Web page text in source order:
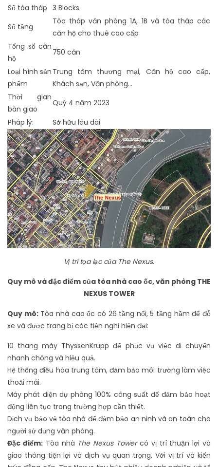
Số tòa tháp 3 Blocks
Số tầng
Tòa tháp văn phòng 1A, 1B và tòa tháp các
căn hộ cho thuê cao cấp
Tổng số căn
hộ
750 căn
Loại hình sản
phẩm
Trung tâm thương mại, Căn hộ cao cấp,
Khách sạn, Văn phòng…
Thời gian
bàn giao
Quý 4 năm 2023
Pháp lý:
Sở hữu lâu dài
Vị trí tọa lạc của The Nexus.
Quy mô và đặc điểm của tòa nhà cao ốc, văn phòng THE
NEXUS TOWER
Quy mô:Tòa nhà cao ốc có 26 tầng nổi, 5 tầng hầm để đỗ
xe và được trang bị các tiện nghi hiện đại:
10 thang máy ThyssenKrupp để phục vụ việc di chuyển
nhanh chóng và hiệu quả.
Hệ thống điều hòa trung tâm, đảm bảo môi trường làm việc
thoải mái.
Máy phát điện dự phòng 100% công suất để đảm bảo hoạt
động liên tục trong trường hợp cần thiết.
Dịch vụ bảo vệ tòa nhà để đảm bảo an ninh và an toàn cho
người sử dụng văn phòng.
Đặc điểm:Tòa nhà The Nexus Towercó vị trí thuận lợi và
giao thông tiện lợi và dịch vụ quan trọng. Với vị trí và kiến